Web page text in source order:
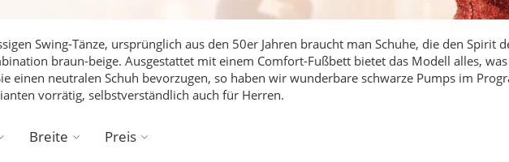
Swing-Tänze, ursprünglich aus den 50er Jahren braucht man Schuhe, die den Spirit
braun-beige. Ausgestattet mit einem Comfort-Fußbett bietet das Modell alles,
einen neutralen Schuh bevorzugen, so haben wir wunderbare schwarze Pumps im
vorrätig, selbstverständlich auch für Herren.
Breite Preis